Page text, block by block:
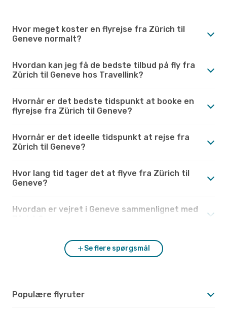
Hvor meget koster en flyrejse fra Zürich til
Geneve normalt?
Hvordan kan jeg få de bedste tilbud på fly fra
Zürich til Geneve hos Travellink?
Hvornår er det bedste tidspunkt at booke en
flyrejse fra Zürich til Geneve?
Hvornår er det ideelle tidspunkt at rejse fra
Zürich til Geneve?
Hvor lang tid tager det at flyve fra Zürich til
Geneve?
Hvordan er vejret i Geneve sammenlignet med
Se flere spørgsmål
Populære flyruter